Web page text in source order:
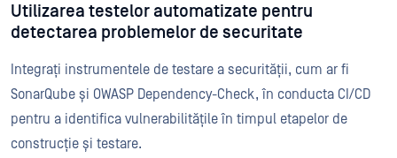
Utilizarea testelor automatizate pentru
detectarea problemelor de securitate
Integrați instrumentele de testare a securității, cum ar fi
SonarQube și OWASP Dependency-Check, în conducta CI/CD
pentru a identifica vulnerabilitățile în timpul etapelor de
construcție și testare.